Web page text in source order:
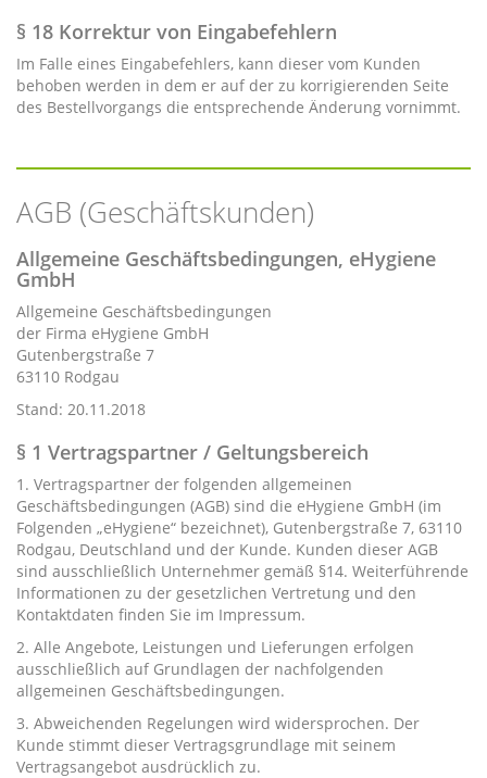
§ 18 Korrektur von Eingabefehlern
Im Falle eines Eingabefehlers, kann dieser vom Kunden
behoben werden in dem er auf der zu korrigierenden Seite
des Bestellvorgangs die entsprechende Änderung vornimmt.
AGB (Geschäftskunden)
Allgemeine Geschäftsbedingungen, eHygiene
GmbH
Allgemeine Geschäftsbedingungen
der Firma eHygiene GmbH
Gutenbergstraße 7
63110 Rodgau
Stand: 20.11.2018
§ 1 Vertragspartner / Geltungsbereich
1. Vertragspartner der folgenden allgemeinen
Geschäftsbedingungen (AGB) sind die eHygiene GmbH (im
Folgenden „eHygiene“ bezeichnet), Gutenbergstraße 7, 63110
Rodgau, Deutschland und der Kunde. Kunden dieser AGB
sind ausschließlich Unternehmer gemäß §14. Weiterführende
Informationen zu der gesetzlichen Vertretung und den
Kontaktdaten finden Sie im Impressum.
2. Alle Angebote, Leistungen und Lieferungen erfolgen
ausschließlich auf Grundlagen der nachfolgenden
allgemeinen Geschäftsbedingungen.
3. Abweichenden Regelungen wird widersprochen. Der
Kunde stimmt dieser Vertragsgrundlage mit seinem
Vertragsangebot ausdrücklich zu.